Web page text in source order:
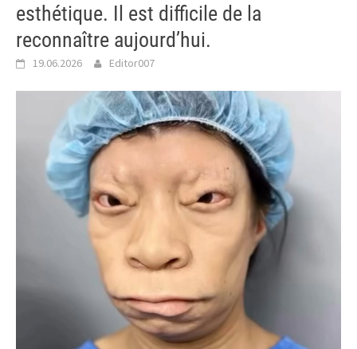
esthétique. Il est difficile de la
reconnaître aujourd’hui.
19.06.2026 Editor007